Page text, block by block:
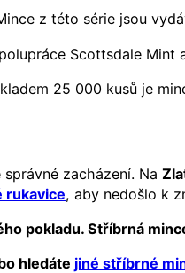
z této série jsou
Scottsdale Mint
25 000 kusů je
zacházení. Na
rukavice, aby nedošlo k
pokladu. Stříbrná
hledáte jiné stříbrné